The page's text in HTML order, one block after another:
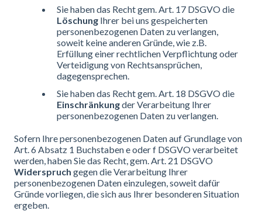
Sie haben das Recht gem. Art. 17 DSGVO die
Löschung Ihrer bei uns gespeicherten
personenbezogenen Daten zu verlangen,
soweit keine anderen Gründe, wie z.B.
Erfüllung einer rechtlichen Verpflichtung oder
Verteidigung von Rechtsansprüchen,
dagegensprechen.
Sie haben das Recht gem. Art. 18 DSGVO die
Einschränkungder Verarbeitung Ihrer
personenbezogenen Daten zu verlangen.
Sofern Ihre personenbezogenen Daten auf Grundlage von
Art. 6 Absatz 1 Buchstaben e oder f DSGVO verarbeitet
werden, haben Sie das Recht, gem. Art. 21 DSGVO
Widerspruch gegen die Verarbeitung Ihrer
personenbezogenen Daten einzulegen, soweit dafür
Gründe vorliegen, die sich aus Ihrer besonderen Situation
ergeben.